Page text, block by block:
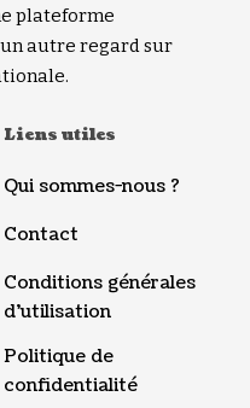
plateforme
autre regard sur
Liens utiles
Qui sommes-nous ?
Contact
Conditions générales
d’utilisation
Politique de
confidentialité